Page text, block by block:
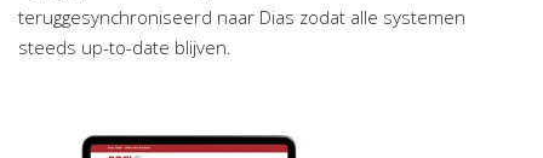
teruggesynchroniseerd naar Dias zodat alle systemen
steeds up-to-date blijven.